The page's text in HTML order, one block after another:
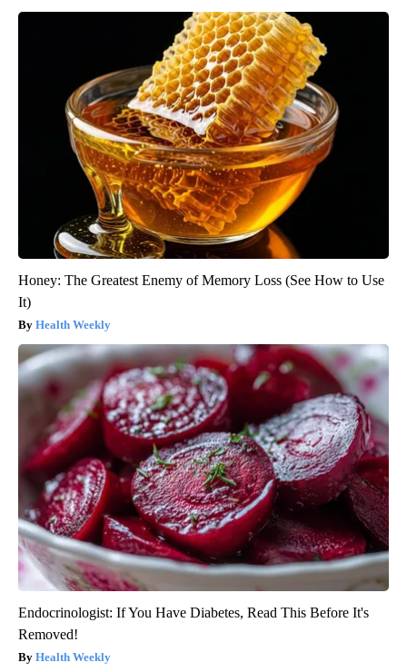
Honey: The Greatest Enemy of Memory Loss (See How to Use
It)
Health Weekly
Endocrinologist: If You Have Diabetes, Read This Before It's
Removed!
Health Weekly